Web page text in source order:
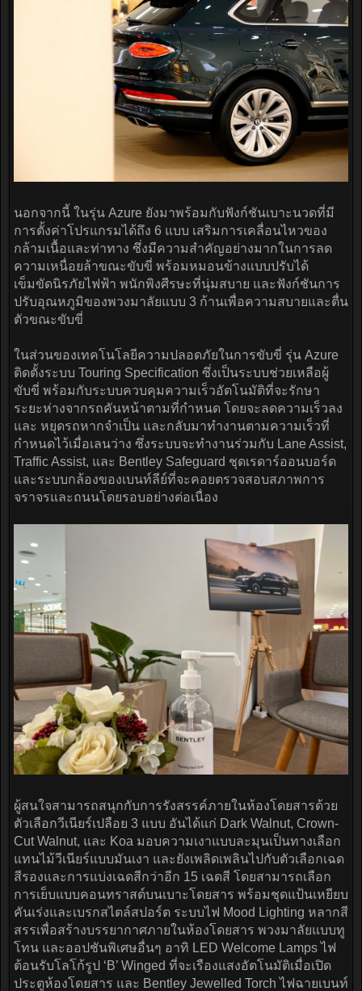
นอกจากนี้ ในรุ่น Azure ยังมาพร้อมกับฟังก์ชันเบาะนวดที่มี
การตั้งค่าโปรแกรมได้ถึง 6 แบบ เสริมการเคลื่อนไหวของ
กล้ามเนื้อและท่าทาง ซึ่งมีความสำคัญอย่างมากในการลด
ความเหนื่อยล้าขณะขับขี่ พร้อมหมอนข้างแบบปรับได้
เข็มขัดนิรภัยไฟฟ้า พนักพิงศีรษะที่นุ่มสบาย และฟังก์ชันการ
ปรับอุณหภูมิของพวงมาลัยแบบ 3 ก้านเพื่อความสบายและตื่น
ตัวขณะขับขี่
ในส่วนของเทคโนโลยีความปลอดภัยในการขับขี่ รุ่น Azure
ติดตั้งระบบ Touring Specification ซึ่งเป็นระบบช่วยเหลือผู้
ขับขี่ พร้อมกับระบบควบคุมความเร็วอัตโนมัติที่จะรักษา
ระยะห่างจากรถคันหน้าตามที่กำหนด โดยจะลดความเร็วลง
และ หยุดรถหากจำเป็น และกลับมาทำงานตามความเร็วที่
กำหนดไว้เมื่อเลนว่าง ซึ่งระบบจะทำงานร่วมกับ Lane Assist,
Traffic Assist, และ Bentley Safeguard ชุดเรดาร์ออนบอร์ด
และระบบกล้องของเบนท์ลีย์ที่จะคอยตรวจสอบสภาพการ
จราจรและถนนโดยรอบอย่างต่อเนื่อง
ผู้สนใจสามารถสนุกกับการรังสรรค์ภายในห้องโดยสารด้วย
ตัวเลือกวีเนียร์เปลือย 3 แบบ อันได้แก่ Dark Walnut, Crown-
Cut Walnut, และ Koa มอบความเงาแบบละมุนเป็นทางเลือก
แทนไม้วีเนียร์แบบมันเงา และยังเพลิดเพลินไปกับตัวเลือกเฉด
สีรองและการแบ่งเฉดสีกว่าอีก 15 เฉดสี โดยสามารถเลือก
การเย็บแบบคอนทราสต์บนเบาะโดยสาร พร้อมชุดแป้นเหยียบ
คันเร่งและเบรกสไตล์สปอร์ต ระบบไฟ Mood Lighting หลากสี
สรรเพื่อสร้างบรรยากาศภายในห้องโดยสาร พวงมาลัยแบบทู
โทน และออปชันพิเศษอื่นๆ อาทิ LED Welcome Lamps ไฟ
ต้อนรับโลโก้รูป ‘B’ Winged ที่จะเรืองแสงอัตโนมัติเมื่อเปิด
ประตูห้องโดยสาร และ Bentley Jewelled Torch ไฟฉายเบนท์